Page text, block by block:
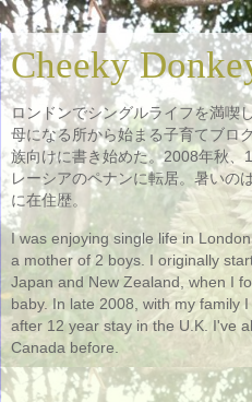
Cheeky
ロンドンでシングルライフを満喫
母になる所から始まる子育てブロ
族向けに書き始めた。2008年秋
レーシアのペナンに転居。暑いの
に在住歴。
I was enjoying single life in
a mother of 2 boys. I originally
Japan and New Zealand, when I
baby. In late 2008, with my family
after 12 year stay in the U.K. I've
Canada before.